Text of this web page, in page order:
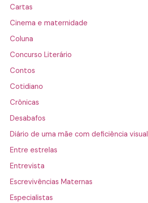
Cartas
Cinema e maternidade
Coluna
Concurso Literário
Contos
Cotidiano
Crônicas
Desabafos
Diário de uma mãe com deficiência visual
Entre estrelas
Entrevista
Escrevivências Maternas
Especialistas